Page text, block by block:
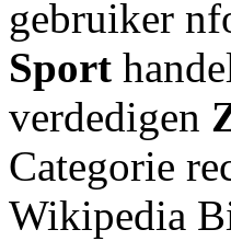
gebruiker
Sport
verdedigen
Categorie
Wikipedia